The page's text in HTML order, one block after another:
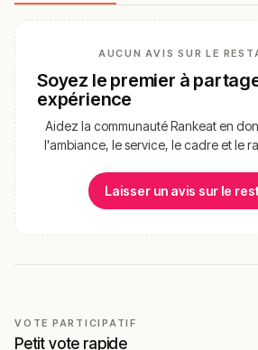
!
Texte généré par intelligence
Cette description peut contenir des
nous aider en vous rendant sur :
établissement
AUCUN AVIS SUR LE
Soyez le premier à
expérience
Aidez la communauté Rankeat en
l'ambiance, le service, le cadre et le
Laisser un avis sur le
VOTE PARTICIPATIF
Petit vote rapide